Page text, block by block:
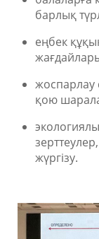
барлық
еңбек
жоспарлау
қою
жүргізу.